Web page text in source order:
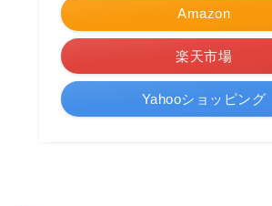
Amazon
楽天市場
Yahooショッピング